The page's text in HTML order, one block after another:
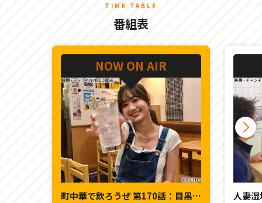
TIME TABLE
番組表
NOW ON AIR
町中華で飲ろうぜ 第170話：目黒区 目黒